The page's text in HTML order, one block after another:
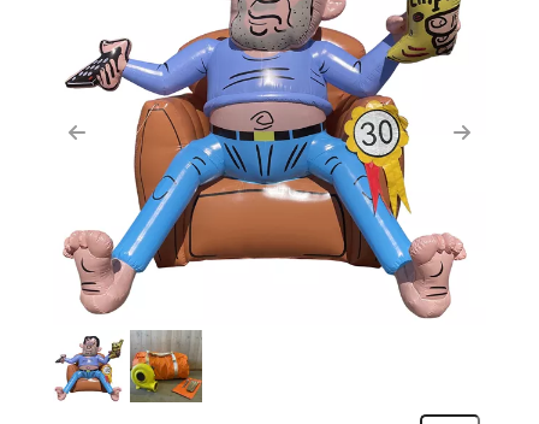
Previous Next